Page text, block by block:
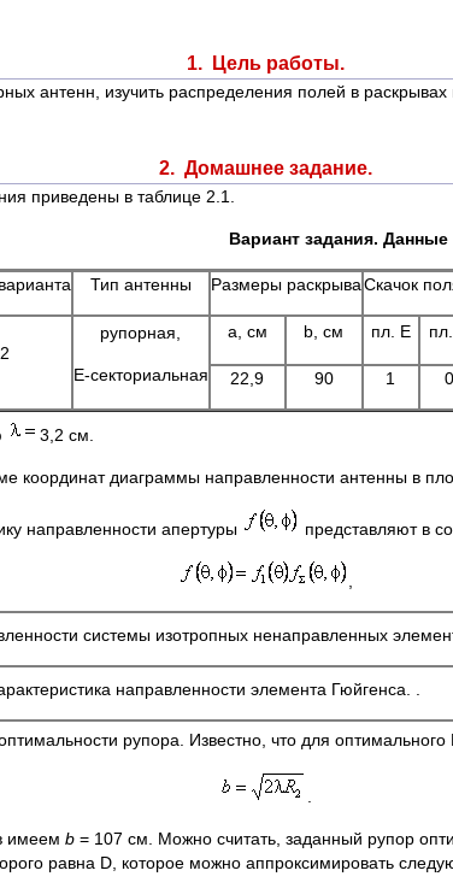
1. Цель работы.
антенн, изучить распределения полей в
2. Домашнее задание.
приведены в таблице 2.1.
Вариант задания.
Тип антенны Размеры раскрываСкачок
2
рупорная,
Е-секториальная
a, см b, см пл. Е
22,9 90 1 0
3,2 см.
координат диаграммы направленности антенны в
апертуры представляют в
системы изотропных ненаправленных
направленности элемента Гюйгенса. .
рупора. Известно, что для оптимального
имеем b = 107 см. Можно считать, заданный рупор
равна D, которое можно аппроксимировать